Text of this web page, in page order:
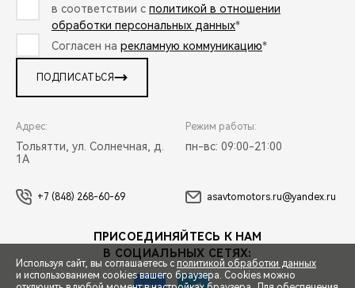
в соответствии с политикой в отношении
обработки персональных данных*
Согласен на рекламную коммуникацию*
ПОДПИСАТЬСЯ
Адрес:
Тольятти, ул. Солнечная, д.
1А
Режим работы:
пн-вс: 09:00-21:00
+7 (848) 268-60-69 asavtomotors.ru@yandex.ru
ПРИСОЕДИНЯЙТЕСЬ К НАМ
В СОЦИАЛЬНЫХ СЕТЯХ:
Используя сайт, вы соглашаетесь с политикой обработки данных
и использованием cookies вашего браузера. Cookies можно